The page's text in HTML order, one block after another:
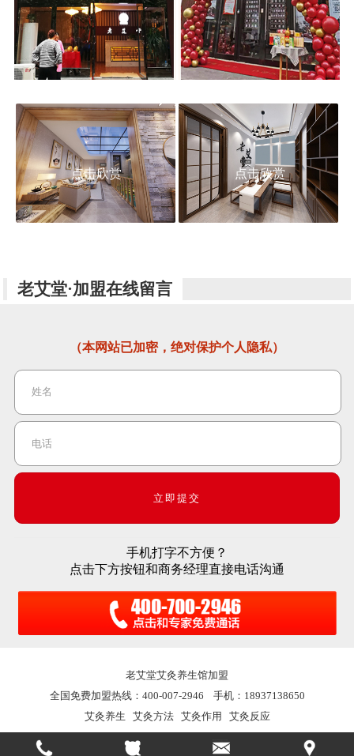
点击欣赏 点击欣赏
老艾堂·加盟在线留言
（本网站已加密，绝对保护个人隐私）
手机打字不方便？
点击下方按钮和商务经理直接电话沟通
老艾堂艾灸养生馆加盟
全国免费加盟热线：400-007-2946 手机：18937138650
艾灸养生
艾灸方法 艾灸作用 艾灸反应